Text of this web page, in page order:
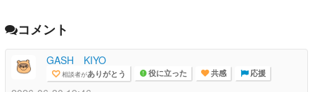
コメント
GASH KIYO
相談者がありがとう 役に立った 共感 応援